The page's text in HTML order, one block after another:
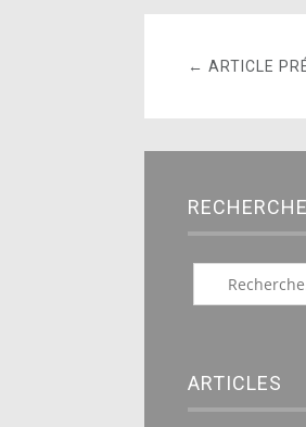
← ARTICLE
RECHERCHE
ARTICLES